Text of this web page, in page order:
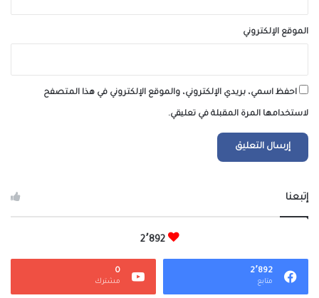
الموقع الإلكتروني
احفظ اسمي، بريدي الإلكتروني، والموقع الإلكتروني في هذا المتصفح
لاستخدامها المرة المقبلة في تعليقي.
إتبعنا
2٬892
2٬892
متابع
0
مشترك